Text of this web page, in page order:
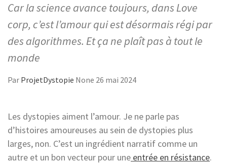
Car la science avance toujours, dans Love
corp, c’est l’amour qui est désormais régi par
des algorithmes. Et ça ne plaît pas à tout le
monde
Par ProjetDystopie None 26 mai 2024
Les dystopies aiment l’amour. Je ne parle pas
d’histoires amoureuses au sein de dystopies plus
larges, non. C’est un ingrédient narratif comme un
autre et un bon vecteur pour une entrée en résistance.